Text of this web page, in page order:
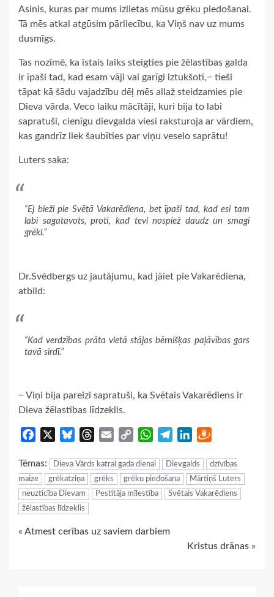
Asinis, kuras par mums izlietas mūsu grēku piedošanai.
Tā mēs atkal atgūsim pārliecību, ka Viņš nav uz mums
dusmīgs.
Tas nozīmē, ka īstais laiks steigties pie žēlastības galda
ir īpaši tad, kad esam vāji vai garīgi iztukšoti,− tieši
tāpat kā šādu vajadzību dēļ mēs allaž steidzamies pie
Dieva vārda. Veco laiku mācītāji, kuri bija to labi
sapratuši, cienīgu dievgalda viesi raksturoja ar vārdiem,
kas gandrīz liek šaubīties par viņu veselo saprātu!
Luters saka:
“Ej bieži pie Svētā Vakarēdiena, bet īpaši tad, kad esi tam
labi sagatavots, proti, kad tevi nospiež daudz un smagi
grēki.”
Dr.Svēdbergs uz jautājumu, kad jāiet pie Vakarēdiena,
atbild:
“Kad verdzības prāta vietā stājas bērnišķas paļāvības gars
tavā sirdī.”
− Viņi bija pareizi sapratuši, ka Svētais Vakarēdiens ir
Dieva žēlastības līdzeklis.
Facebook BlueskyThreads
Email
Copy
WhatsApp
TelegramLinkedIn
Tēmas: Dieva Vārds katrai gada dienai Dievgalds
dzīvības
maize
grēkatziņa grēks grēku piedošana
Mārtiņš Luters
neuzticība Dievam
Pestītāja mīlestība
Svētais Vakarēdiens
žēlastības līdzeklis
Continue
« Atmest cerības uz saviem darbiem
Kristus drānas »